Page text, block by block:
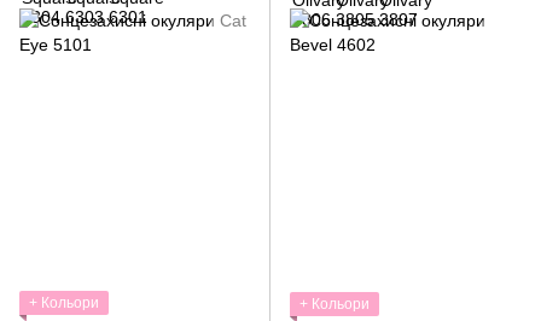
+ Кольори
+ Кольори